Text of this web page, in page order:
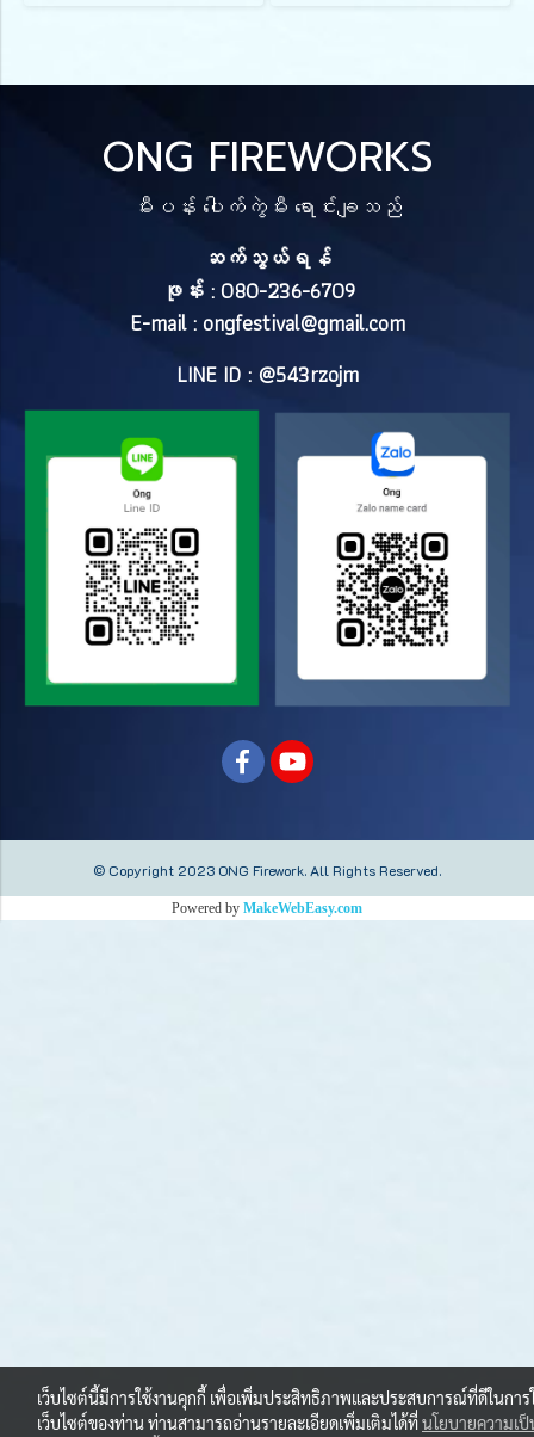
ONG FIREWORKS
မီးပန်း ပေါက်ကွဲမီး ရောင်းချသည်
ဆက်သွယ်ရန်
ဖုန်း : 080-236-6709
E-mail : ongfestival@gmail.com
LINE ID : @543rzojm
© Copyright 2023 ONG Firework.All Rights Reserved.
Powered by MakeWebEasy.com
เว็บไซต์นี้มีการใช้งานคุกกี้ เพื่อเพิ่มประสิทธิภาพและประสบการณ์ที่ดีในการ
เว็บไซต์ของท่าน ท่านสามารถอ่านรายละเอียดเพิ่มเติมได้ที่นโยบายความเ